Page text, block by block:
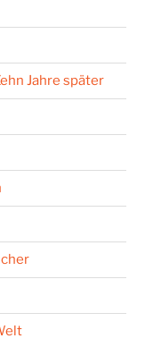
Jahre später